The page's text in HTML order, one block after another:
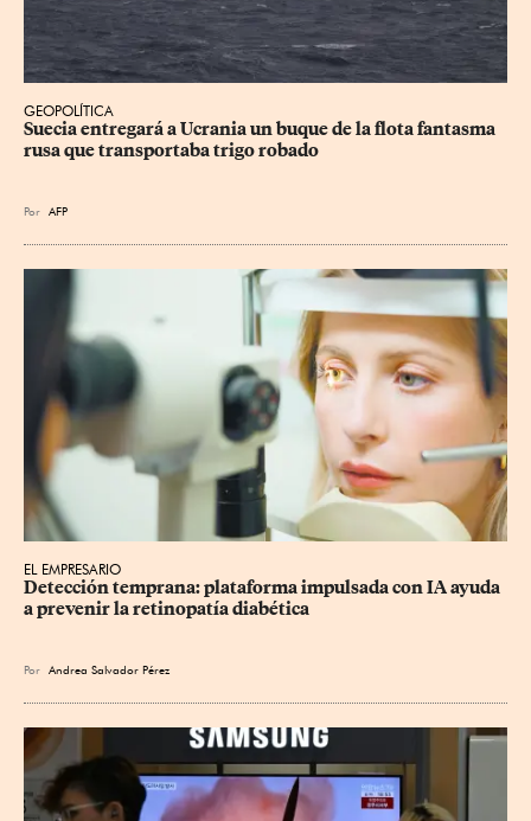
GEOPOLÍTICA
Suecia entregará a Ucrania un buque de la flota fantasma
rusa que transportaba trigo robado
Por AFP
EL EMPRESARIO
Detección temprana: plataforma impulsada con IA ayuda
a prevenir la retinopatía diabética
Por Andrea Salvador Pérez